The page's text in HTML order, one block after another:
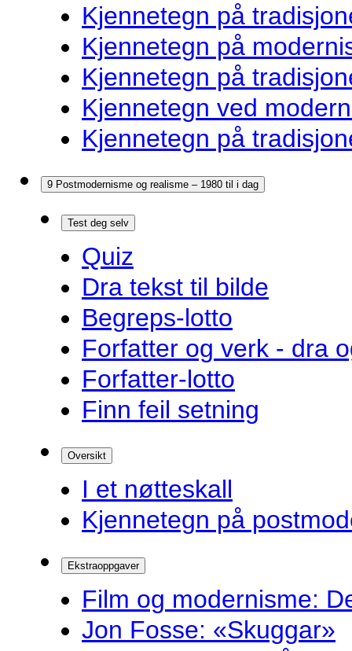
Kjennetegn på
Kjennetegn på
Kjennetegn på
Kjennetegn ved
Kjennetegn på
9 Postmodernisme og realisme – 1980 til i dag
Test deg selv
Quiz
Dra tekst til bilde
Begreps-lotto
Forfatter og verk - dra
Forfatter-lotto
Finn feil setning
Oversikt
I et nøtteskall
Kjennetegn på
Ekstraoppgaver
Film og modernisme:
Jon Fosse: «Skuggar»